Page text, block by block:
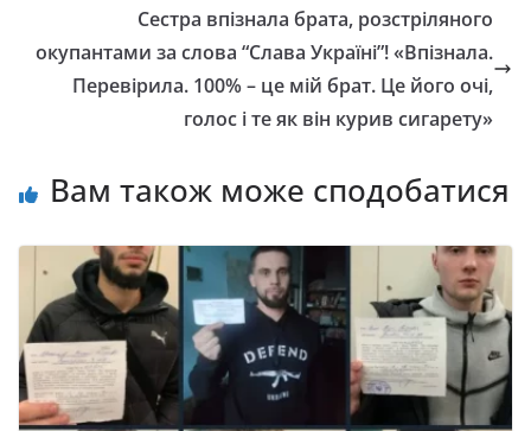
Сестра впізнала брата, розстріляного
окупантами за слова “Слава Україні”! «Впізнала.
Перевірила. 100% – це мій брат. Це його очі,
голос і те як він курив сигарету»
Вам також може сподобатися